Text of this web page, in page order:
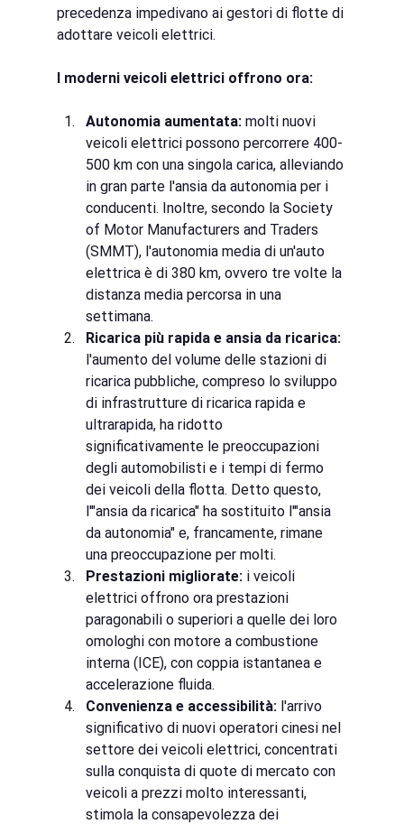
precedenza impedivano ai gestori di flotte di
adottare veicoli elettrici.
I moderni veicoli elettrici offrono ora:
Autonomia aumentata: molti nuovi
veicoli elettrici possono percorrere 400-
500 km con una singola carica, alleviando
in gran parte l'ansia da autonomia per i
conducenti. Inoltre, secondo la Society
of Motor Manufacturers and Traders
(SMMT), l'autonomia media di un'auto
elettrica è di 380 km, ovvero tre volte la
distanza media percorsa in una
settimana.
Ricarica più rapida e ansia da ricarica:
l'aumento del volume delle stazioni di
ricarica pubbliche, compreso lo sviluppo
di infrastrutture di ricarica rapida e
ultrarapida, ha ridotto
significativamente le preoccupazioni
degli automobilisti e i tempi di fermo
dei veicoli della flotta. Detto questo,
l'"ansia da ricarica" ha sostituito l'"ansia
da autonomia" e, francamente, rimane
una preoccupazione per molti.
Prestazioni migliorate: i veicoli
elettrici offrono ora prestazioni
paragonabili o superiori a quelle dei loro
omologhi con motore a combustione
interna (ICE), con coppia istantanea e
accelerazione fluida.
Convenienza e accessibilità: l'arrivo
significativo di nuovi operatori cinesi nel
settore dei veicoli elettrici, concentrati
sulla conquista di quote di mercato con
veicoli a prezzi molto interessanti,
stimola la consapevolezza dei